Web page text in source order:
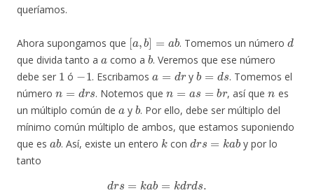
queríamos.
Ahora supongamos que
[ b b
. Tomemos un número
d
que divida tanto a
a
como a
b
. Veremos que ese número
debe ser
1
ó
−1
. Escribamos
a =dr
y
b=d s
. Tomemos el
número
n=d s
. Notemos que
=a s =b
, así que
n
es
un múltiplo común de
a
y
b
. Por ello, debe ser múltiplo del
mínimo común múltiplo de ambos, que estamos suponiendo
que es
ab
. Así, existe un entero
k
con
drs=kab
y por lo
tanto
dr s= kab =k drds.